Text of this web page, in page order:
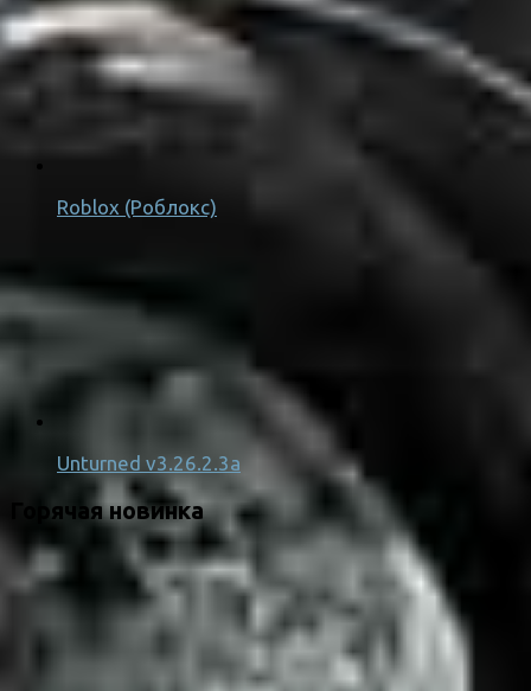
Roblox (Роблокс)
Unturned v3.26.2.3a
Горячая новинка